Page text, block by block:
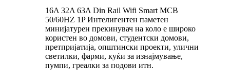
16A 32A 63A Din Rail Wifi Smart MCB
50/60HZ 1P Интелигентен паметен
минијатурен прекинувач на коло е широко
користен во домови, студентски домови,
претпријатија, општински проекти, улични
светилки, фарми, куќи за изнајмување,
пумпи, греалки за подови итн.